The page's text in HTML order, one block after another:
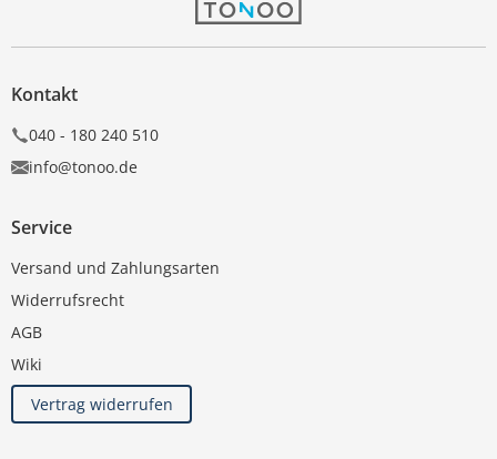
Kontakt
040 - 180 240 510
info@tonoo.de
Service
Versand und Zahlungsarten
Widerrufsrecht
AGB
Wiki
Vertrag widerrufen